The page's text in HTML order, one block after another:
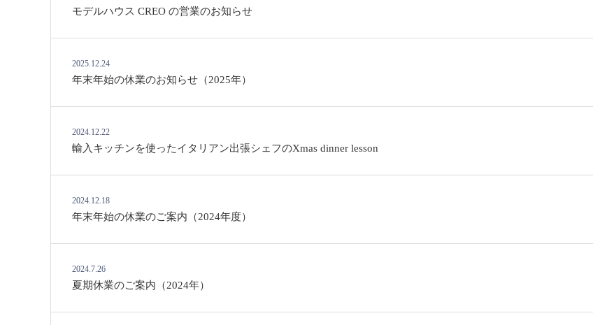
モデルハウス CREO の営業のお知らせ
2025.12.24
年末年始の休業のお知らせ（2025年）
2024.12.22
輸入キッチンを使ったイタリアン出張シェフのXmas dinner lesson
2024.12.18
年末年始の休業のご案内（2024年度）
2024.7.26
夏期休業のご案内（2024年）